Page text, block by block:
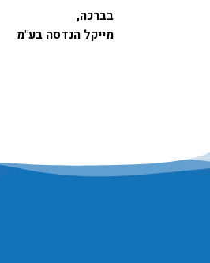
בברכה,
מייקל הנדסה בע"מ